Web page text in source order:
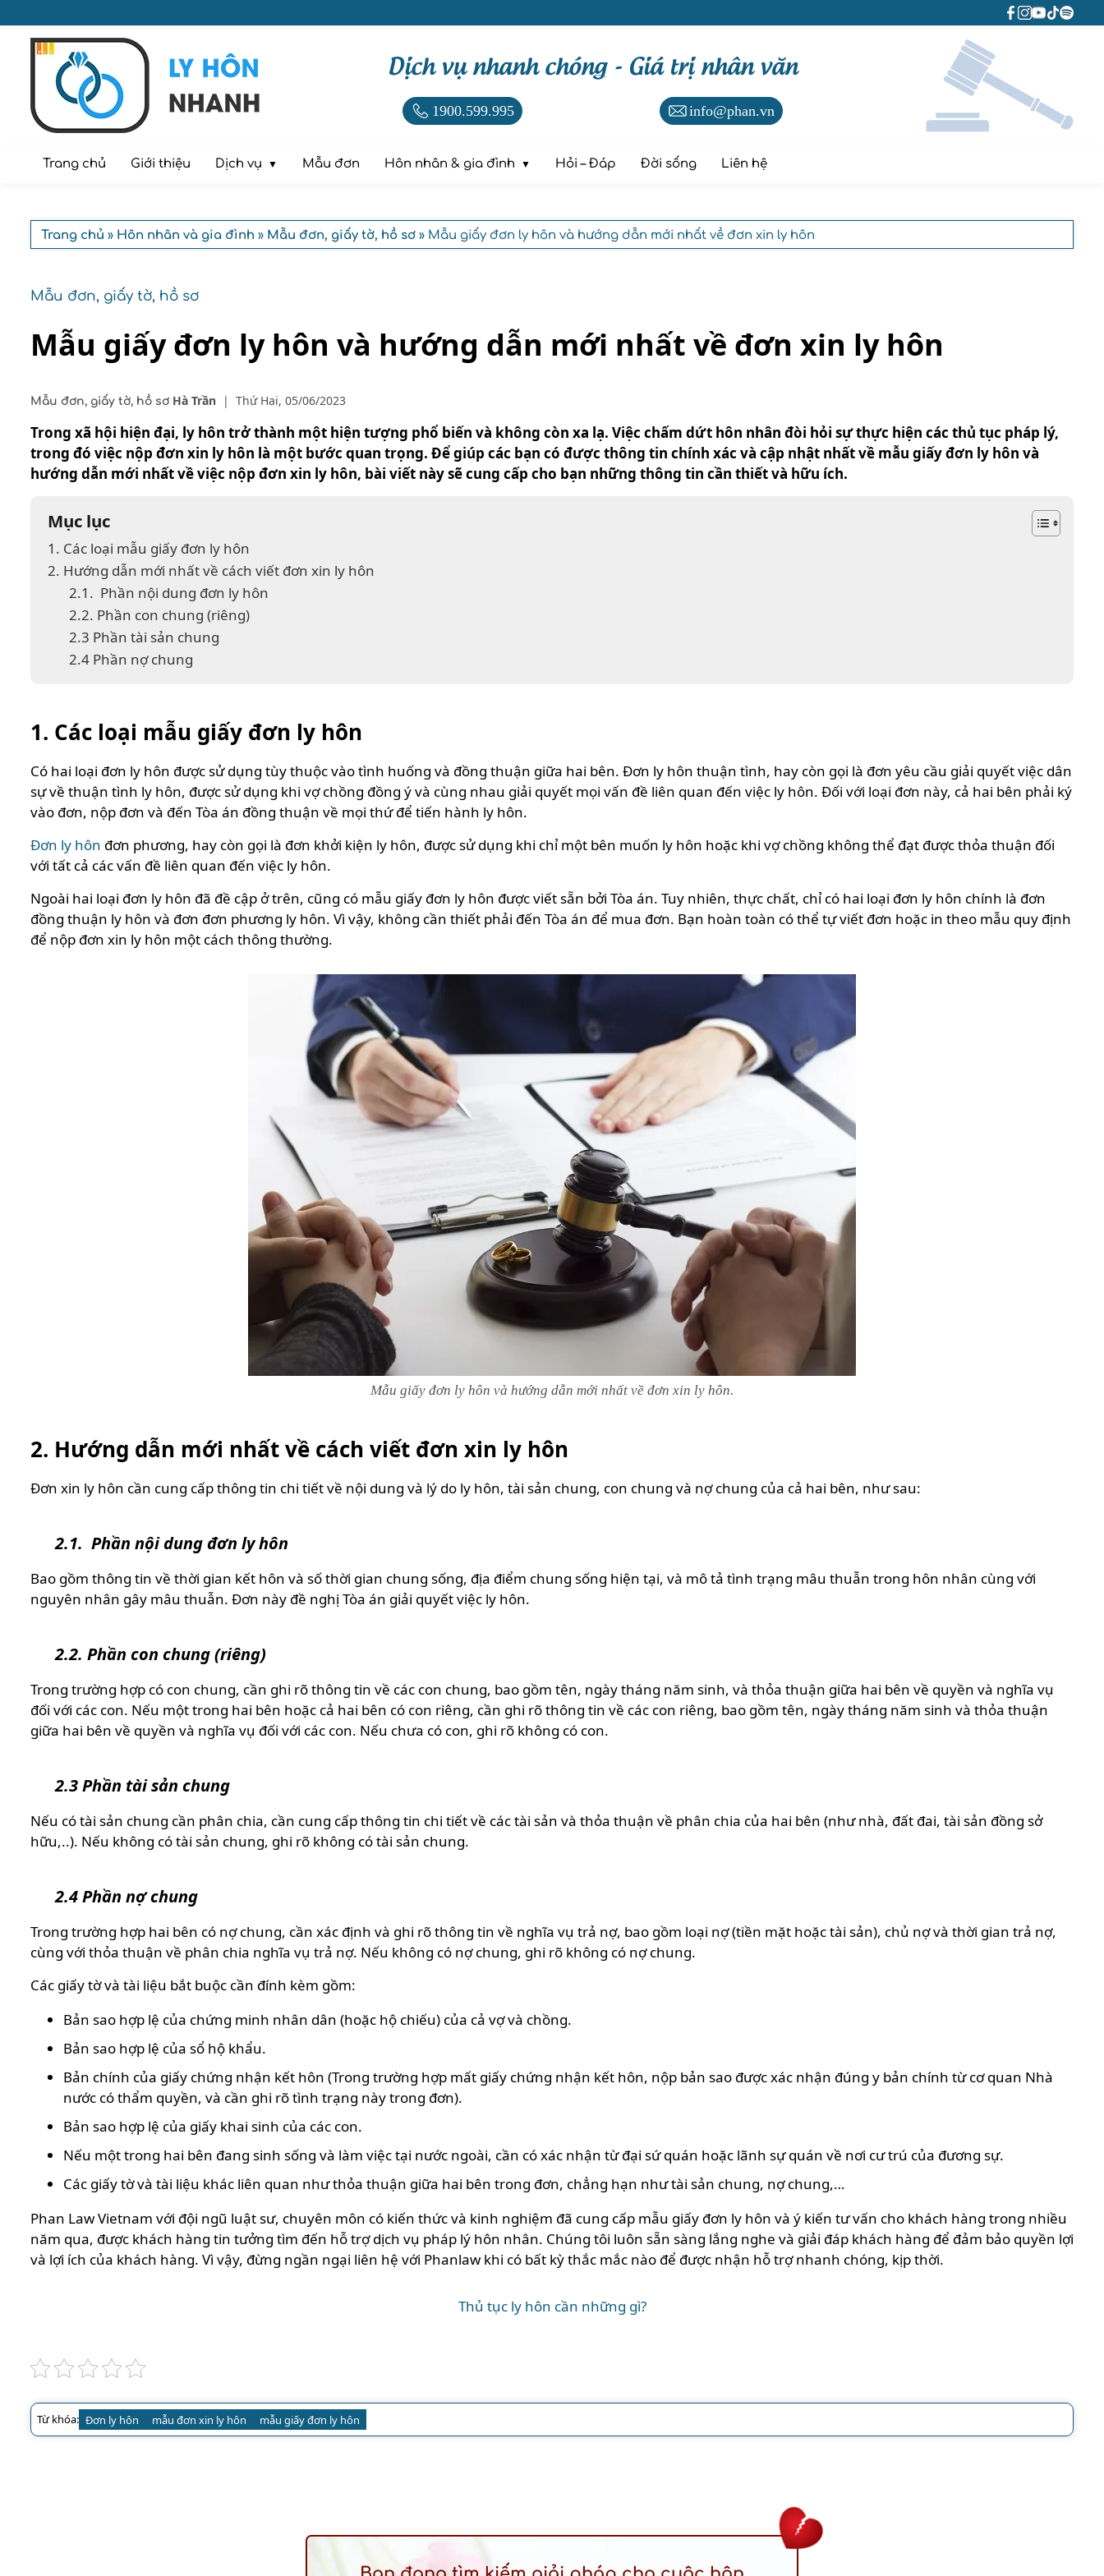
Dịch vụ nhanh chóng - Giá trị nhân văn
1900.599.995 info@phan.vn
Trang chủ Giới thiệu Dịch vụ Mẫu đơn Hôn nhân & gia đình Hỏi – Đáp Đời sống Liên hệ
Trang chủ » Hôn nhân và gia đình » Mẫu đơn, giấy tờ, hồ sơ » Mẫu giấy đơn ly hôn và hướng dẫn mới nhất về đơn xin ly hôn
Mẫu đơn, giấy tờ, hồ sơ
Mẫu giấy đơn ly hôn và hướng dẫn mới nhất về đơn xin ly hôn
Mẫu đơn, giấy tờ, hồ sơ Hà Trần | Thứ Hai, 05/06/2023
Trong xã hội hiện đại, ly hôn trở thành một hiện tượng phổ biến và không còn xa lạ. Việc chấm dứt hôn nhân đòi hỏi sự thực hiện các thủ tục pháp lý,
trong đó việc nộp đơn xin ly hôn là một bước quan trọng. Để giúp các bạn có được thông tin chính xác và cập nhật nhất về mẫu giấy đơn ly hôn và
hướng dẫn mới nhất về việc nộp đơn xin ly hôn, bài viết này sẽ cung cấp cho bạn những thông tin cần thiết và hữu ích.
Mục lục
1. Các loại mẫu giấy đơn ly hôn
2. Hướng dẫn mới nhất về cách viết đơn xin ly hôn
2.1. Phần nội dung đơn ly hôn
2.2. Phần con chung (riêng)
2.3 Phần tài sản chung
2.4 Phần nợ chung
1. Các loại mẫu giấy đơn ly hôn
Có hai loại đơn ly hôn được sử dụng tùy thuộc vào tình huống và đồng thuận giữa hai bên. Đơn ly hôn thuận tình, hay còn gọi là đơn yêu cầu giải quyết việc dân
sự về thuận tình ly hôn, được sử dụng khi vợ chồng đồng ý và cùng nhau giải quyết mọi vấn đề liên quan đến việc ly hôn. Đối với loại đơn này, cả hai bên phải ký
vào đơn, nộp đơn và đến Tòa án đồng thuận về mọi thứ để tiến hành ly hôn.
Đơn ly hôn đơn phương, hay còn gọi là đơn khởi kiện ly hôn, được sử dụng khi chỉ một bên muốn ly hôn hoặc khi vợ chồng không thể đạt được thỏa thuận đối
với tất cả các vấn đề liên quan đến việc ly hôn.
Ngoài hai loại đơn ly hôn đã đề cập ở trên, cũng có mẫu giấy đơn ly hôn được viết sẵn bởi Tòa án. Tuy nhiên, thực chất, chỉ có hai loại đơn ly hôn chính là đơn
đồng thuận ly hôn và đơn đơn phương ly hôn. Vì vậy, không cần thiết phải đến Tòa án để mua đơn. Bạn hoàn toàn có thể tự viết đơn hoặc in theo mẫu quy định
để nộp đơn xin ly hôn một cách thông thường.
Mẫu giấy đơn ly hôn và hướng dẫn mới nhất về đơn xin ly hôn.
2. Hướng dẫn mới nhất về cách viết đơn xin ly hôn
Đơn xin ly hôn cần cung cấp thông tin chi tiết về nội dung và lý do ly hôn, tài sản chung, con chung và nợ chung của cả hai bên, như sau:
2.1. Phần nội dung đơn ly hôn
Bao gồm thông tin về thời gian kết hôn và số thời gian chung sống, địa điểm chung sống hiện tại, và mô tả tình trạng mâu thuẫn trong hôn nhân cùng với
nguyên nhân gây mâu thuẫn. Đơn này đề nghị Tòa án giải quyết việc ly hôn.
2.2. Phần con chung (riêng)
Trong trường hợp có con chung, cần ghi rõ thông tin về các con chung, bao gồm tên, ngày tháng năm sinh, và thỏa thuận giữa hai bên về quyền và nghĩa vụ
đối với các con. Nếu một trong hai bên hoặc cả hai bên có con riêng, cần ghi rõ thông tin về các con riêng, bao gồm tên, ngày tháng năm sinh và thỏa thuận
giữa hai bên về quyền và nghĩa vụ đối với các con. Nếu chưa có con, ghi rõ không có con.
2.3 Phần tài sản chung
Nếu có tài sản chung cần phân chia, cần cung cấp thông tin chi tiết về các tài sản và thỏa thuận về phân chia của hai bên (như nhà, đất đai, tài sản đồng sở
hữu,..). Nếu không có tài sản chung, ghi rõ không có tài sản chung.
2.4 Phần nợ chung
Trong trường hợp hai bên có nợ chung, cần xác định và ghi rõ thông tin về nghĩa vụ trả nợ, bao gồm loại nợ (tiền mặt hoặc tài sản), chủ nợ và thời gian trả nợ,
cùng với thỏa thuận về phân chia nghĩa vụ trả nợ. Nếu không có nợ chung, ghi rõ không có nợ chung.
Các giấy tờ và tài liệu bắt buộc cần đính kèm gồm:
Bản sao hợp lệ của chứng minh nhân dân (hoặc hộ chiếu) của cả vợ và chồng.
Bản sao hợp lệ của sổ hộ khẩu.
Bản chính của giấy chứng nhận kết hôn (Trong trường hợp mất giấy chứng nhận kết hôn, nộp bản sao được xác nhận đúng y bản chính từ cơ quan Nhà
nước có thẩm quyền, và cần ghi rõ tình trạng này trong đơn).
Bản sao hợp lệ của giấy khai sinh của các con.
Nếu một trong hai bên đang sinh sống và làm việc tại nước ngoài, cần có xác nhận từ đại sứ quán hoặc lãnh sự quán về nơi cư trú của đương sự.
Các giấy tờ và tài liệu khác liên quan như thỏa thuận giữa hai bên trong đơn, chẳng hạn như tài sản chung, nợ chung,…
Phan Law Vietnam với đội ngũ luật sư, chuyên môn có kiến thức và kinh nghiệm đã cung cấp mẫu giấy đơn ly hôn và ý kiến tư vấn cho khách hàng trong nhiều
năm qua, được khách hàng tin tưởng tìm đến hỗ trợ dịch vụ pháp lý hôn nhân. Chúng tôi luôn sẵn sàng lắng nghe và giải đáp khách hàng để đảm bảo quyền lợi
và lợi ích của khách hàng. Vì vậy, đừng ngần ngại liên hệ với Phanlaw khi có bất kỳ thắc mắc nào để được nhận hỗ trợ nhanh chóng, kịp thời.
Thủ tục ly hôn cần những gì?
Từ khóa: Đơn ly hôn mẫu đơn xin ly hôn mẫu giấy đơn ly hôn